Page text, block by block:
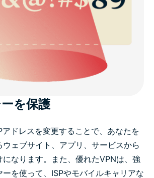
を保護
ドレスを変更することで、あなたを
ェブサイト、アプリ、サービスから
になります。また、優れたVPNは、強
を使って、ISPやモバイルキャリアな